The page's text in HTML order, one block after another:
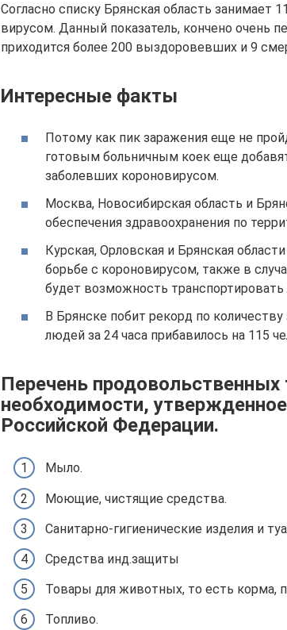
Согласно списку Брянская область занимает
вирусом. Данный показатель, кончено очень
приходится более 200 выздоровевших и 9
Интересные факты
Потому как пик заражения еще не
готовым больничным коек еще
заболевших короновирусом.
Москва, Новосибирская область и
обеспечения здравоохранения по
Курская, Орловская и Брянская
борьбе с короновирусом, также в
будет возможность
В Брянске побит рекорд по
людей за 24 часа прибавилось на 115
Перечень продовольственных
необходимости,
Российской Федерации.
Мыло.
Моющие, чистящие средства.
Санитарно-гигиенические изделия и
Средства инд.защиты
Товары для животных, то есть корма,
Топливо.